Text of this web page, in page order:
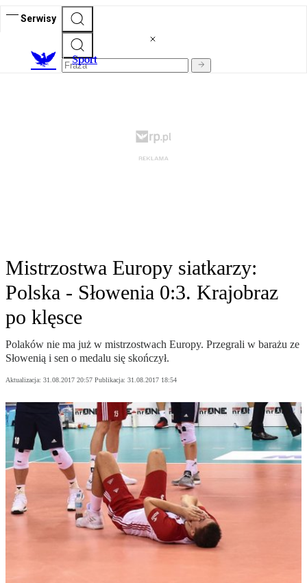
Serwisy
Sport
Mistrzostwa Europy siatkarzy:
Polska - Słowenia 0:3. Krajobraz
po klęsce
Polaków nie ma już w mistrzostwach Europy. Przegrali w barażu ze
Słowenią i sen o medalu się skończył.
Aktualizacja: 31.08.2017 20:57 Publikacja: 31.08.2017 18:54